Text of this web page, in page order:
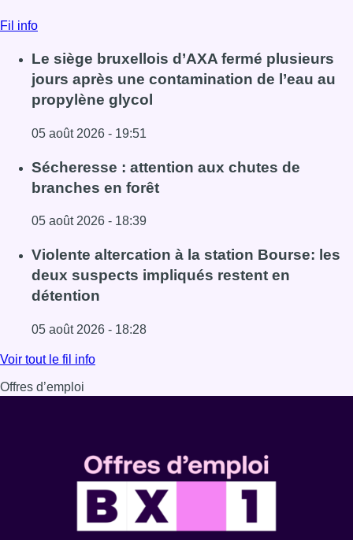
Fil info
Le siège bruxellois d’AXA fermé plusieurs
jours après une contamination de l’eau au
propylène glycol
05 août 2026 - 19:51
Lire l'article Le siège bruxellois d’AXA fermé plusieurs
Sécheresse : attention aux chutes de
branches en forêt
05 août 2026 - 18:39
Lire l'article Sécheresse : attention aux chutes de
Violente altercation à la station Bourse: les
deux suspects impliqués restent en
détention
05 août 2026 - 18:28
Lire l'article Violente altercation à la station Bourse: les
Voir tout le fil info
Offres d’emploi